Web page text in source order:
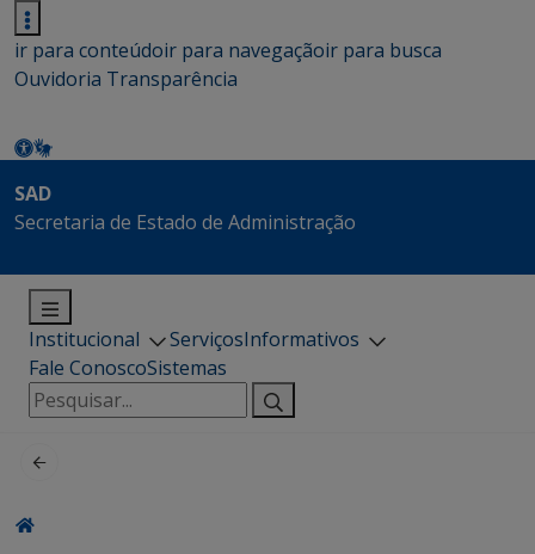
ir para conteúdoir para navegaçãoir para busca
Ouvidoria Transparência
SAD
Secretaria de Estado de Administração
Institucional ServiçosInformativos
Fale ConoscoSistemas
Pesquisar
por: